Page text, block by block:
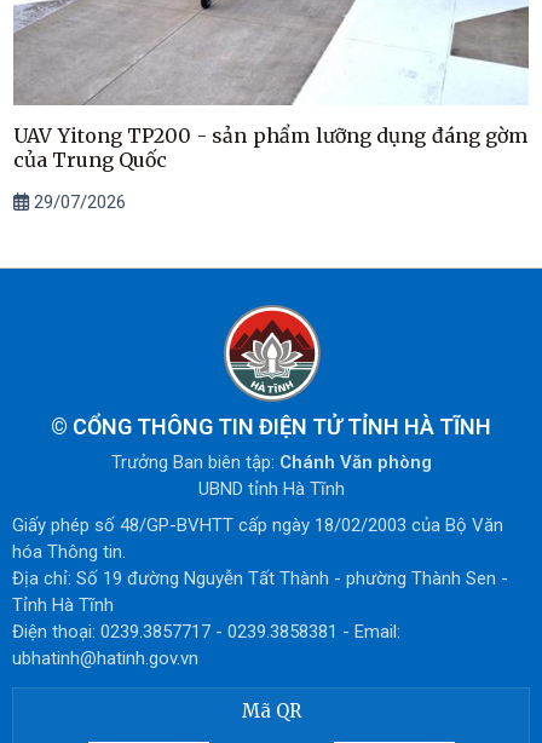
UAV Yitong TP200 - sản phẩm lưỡng dụng đáng gờm
của Trung Quốc
29/07/2026
© CỔNG THÔNG TIN ĐIỆN TỬ TỈNH HÀ TĨNH
Trưởng Ban biên tập: Chánh Văn phòng
UBND tỉnh Hà Tĩnh
Giấy phép số 48/GP-BVHTT cấp ngày 18/02/2003 của Bộ Văn
hóa Thông tin.
Địa chỉ: Số 19 đường Nguyễn Tất Thành - phường Thành Sen -
Tỉnh Hà Tĩnh
Điện thoại: 0239.3857717 - 0239.3858381 - Email:
ubhatinh@hatinh.gov.vn
Mã QR